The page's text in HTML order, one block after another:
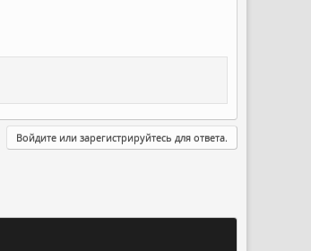
Войдите или зарегистрируйтесь для ответа.